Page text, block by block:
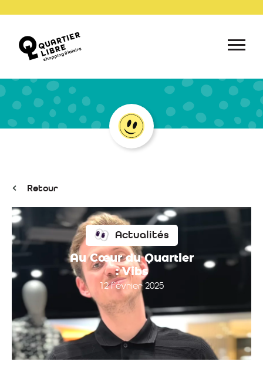
Retour
Actualités
Au Cœur du Quartier
: Vibs
12 février 2025